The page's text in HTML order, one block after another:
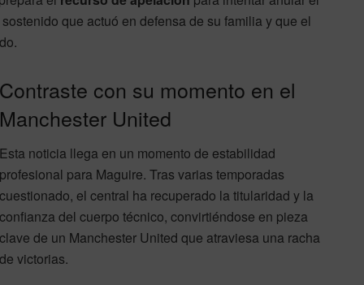
que actuó en defensa de su familia y que el
Contraste con su momento en el
Manchester United
Esta noticia llega en un momento de estabilidad
profesional para Maguire. Tras varias temporadas
cuestionado, el central ha recuperado la titularidad y la
confianza del cuerpo técnico, convirtiéndose en pieza
clave de un Manchester United que atraviesa una racha
de victorias.